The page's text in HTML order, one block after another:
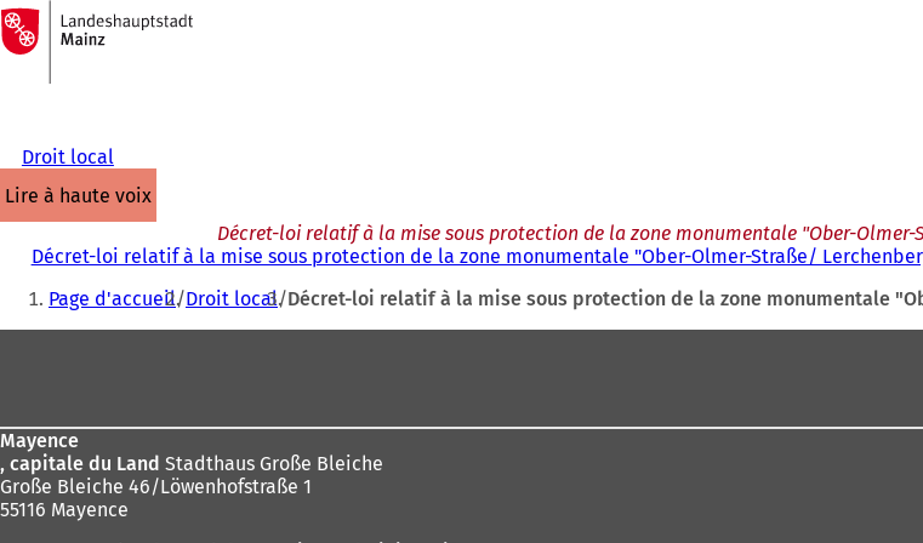
Accéder au contenu
Vers
la
page
d'accueil
Droit local
lire à haute voix
Décret-loi relatif à la mise sous protection de la zone monumentale "Ober-Olmer-
Décret-loi relatif à la mise sous protection de la zone monumentale "Ober-Olmer-Straße/
Vous
êtes
Page d'accueil Droit local Décret-loi relatif à la mise sous protection de la zone monumentale
Mayence
, capitale du Land Stadthaus Große Bleiche
Große Bleiche 46/Löwenhofstraße 1
55116 Mayence